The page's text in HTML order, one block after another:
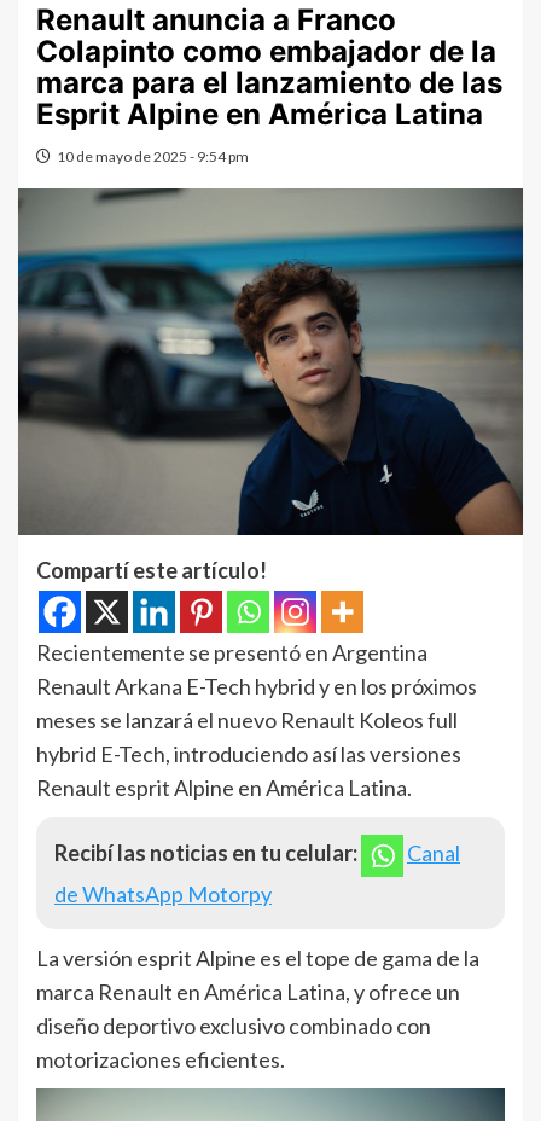
Renault anuncia a Franco
Colapinto como embajador de la
marca para el lanzamiento de las
Esprit Alpine en América Latina
10 de mayo de 2025 - 9:54 pm
Compartí este artículo!
Recientemente se presentó en Argentina
Renault Arkana E-Tech hybrid y en los próximos
meses se lanzará el nuevo Renault Koleos full
hybrid E-Tech, introduciendo así las versiones
Renault esprit Alpine en América Latina.
Recibí las noticias en tu celular:
Canal
de WhatsApp Motorpy
La versión esprit Alpine es el tope de gama de la
marca Renault en América Latina, y ofrece un
diseño deportivo exclusivo combinado con
motorizaciones eficientes.